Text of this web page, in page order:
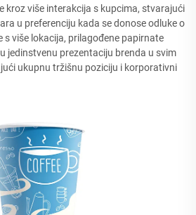
kroz više interakcija s kupcima, stvarajući
u preferenciju kada se donose odluke o
s više lokacija, prilagođene papirnate
jedinstvenu prezentaciju brenda u svim
ukupnu tržišnu poziciju i korporativni